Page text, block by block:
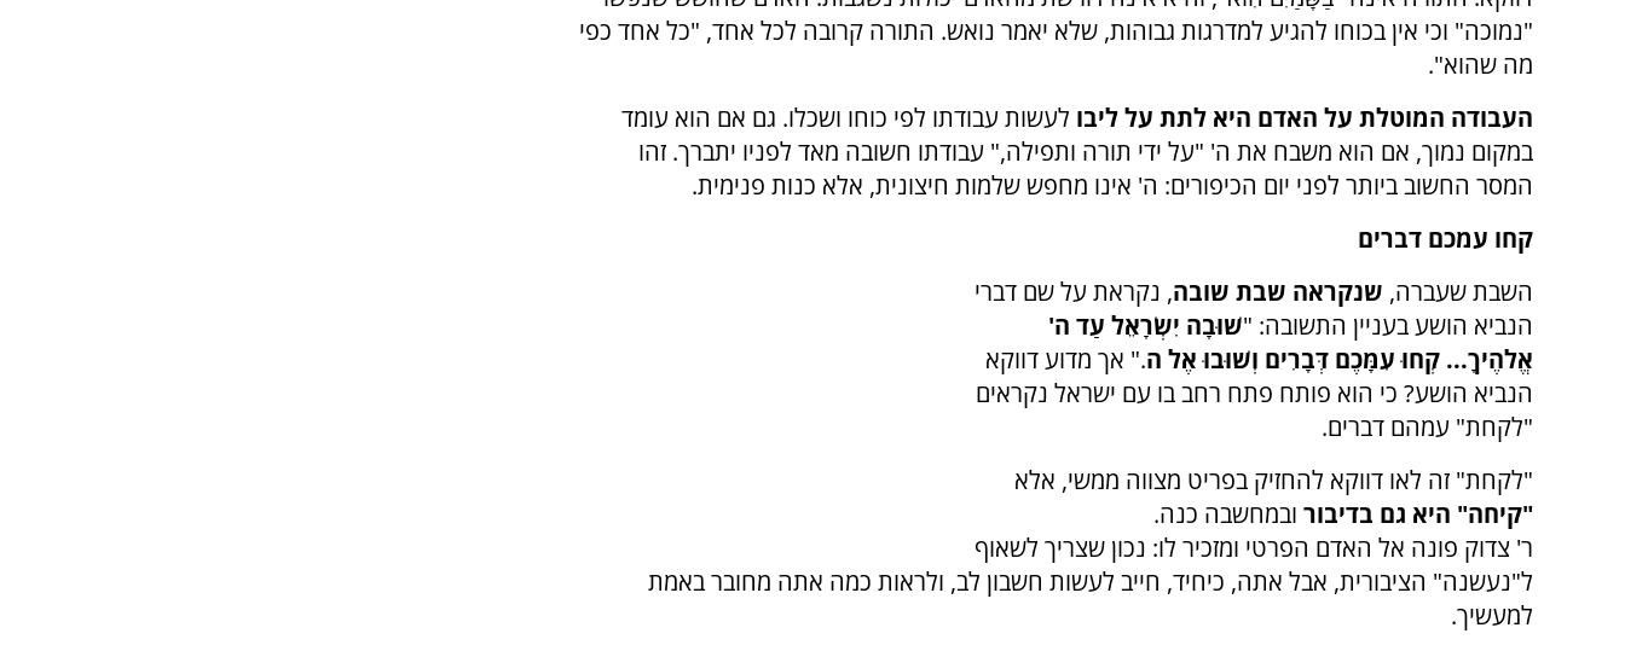
"נמוכה" וכי אין בכוחו להגיע למדרגות גבוהות, שלא יאמר נואש. התורה קרובה לכל אחד, "כל אחד כפי
מה שהוא".
העבודה המוטלת על האדם היא לתת על ליבו לעשות עבודתו לפי כוחו ושכלו. גם אם הוא עומד
במקום נמוך, אם הוא משבח את ה' "על ידי תורה ותפילה," עבודתו חשובה מאד לפניו יתברך. זהו
המסר החשוב ביותר לפני יום הכיפורים: ה' אינו מחפש שלמות חיצונית, אלא כנות פנימית.
קחו עמכם דברים
השבת שעברה, שנקראה שבת שובה, נקראת על שם דברי
הנביא הושע בעניין התשובה: "שׁוּבָה יִשְׂרָאֵל עַד ה'
אֱלֹהֶיךָ... קְחוּ עִמָּכֶם דְּבָרִים וְשׁוּבוּ אֶל ה." אך מדוע דווקא
הנביא הושע? כי הוא פותח פתח רחב בו עם ישראל נקראים
"לקחת" עמהם דברים.
"לקחת" זה לאו דווקא להחזיק בפריט מצווה ממשי, אלא
"קיחה" היא גם בדיבור ובמחשבה כנה.
ר' צדוק פונה אל האדם הפרטי ומזכיר לו: נכון שצריך לשאוף
ל"נעשנה" הציבורית, אבל אתה, כיחיד, חייב לעשות חשבון לב, ולראות כמה אתה מחובר באמת
למעשיך.